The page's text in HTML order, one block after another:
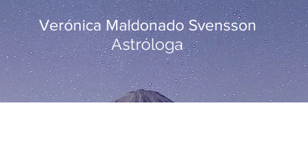
Verónica Maldonado Svensson
Astróloga